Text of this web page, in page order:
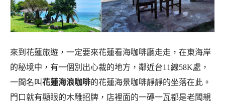
來到花蓮旅遊，一定要來花蓮看海咖啡廳走走，在東海岸
的秘境中，有一個別出心裁的地方，鄰近台11線58K處，
一間名叫花蓮海浪咖啡的花蓮海景咖啡靜靜的坐落在此。
門口就有顯眼的木雕招牌，店裡面的一磚一瓦都是老闆親